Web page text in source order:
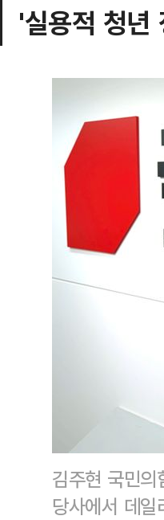
'실용적 청년
김주현 국민
당사에서 데